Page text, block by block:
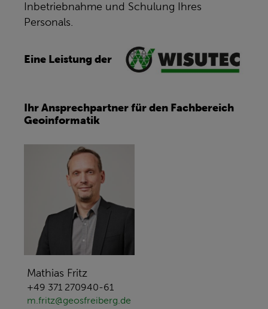
Inbetriebnahme und Schulung Ihres
Personals.
Eine Leistung der
Ihr Ansprechpartner für den Fachbereich
Geoinformatik
Mathias Fritz
+49 371 270940-61
m.fritz@geosfreiberg.de